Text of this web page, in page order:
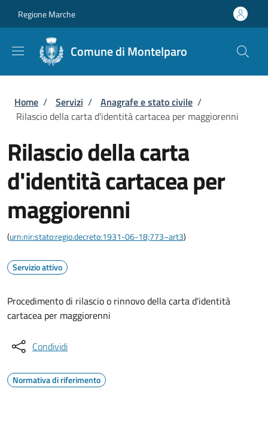
Regione Marche
Comune di Montelparo
Briciole di pane
Home / Servizi / Anagrafe e stato civile /
Rilascio della carta d'identità cartacea per maggiorenni
Rilascio della carta
d'identità cartacea per
maggiorenni
(urn:nir:stato:regio.decreto:1931-06-18;773~art3)
Servizio attivo
Procedimento di rilascio o rinnovo della carta d'identità
cartacea per maggiorenni
Condividi
Normativa di riferimento